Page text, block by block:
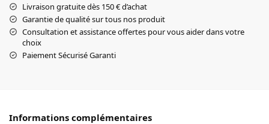
Livraison gratuite dès 150 € d’achat
Garantie de qualité sur tous nos produit
Consultation et assistance offertes pour vous aider dans votre
choix
Paiement Sécurisé Garanti
Informations complémentaires